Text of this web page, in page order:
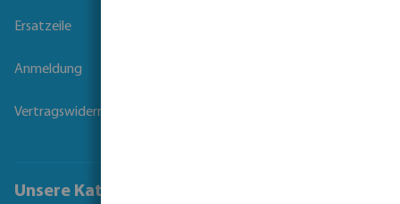
Ersatzeile
Anmeldung
Vertragswiderruf
Unsere Kataloge